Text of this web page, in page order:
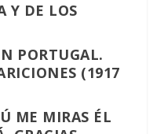
Y DE LOS
PORTUGAL.
(1917
ME MIRAS ÉL